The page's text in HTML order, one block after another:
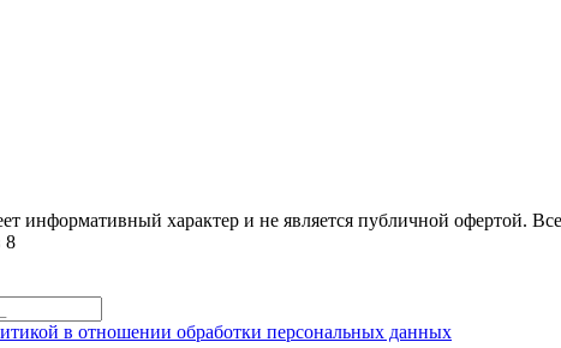
информативный характер и не является публичной офертой.
8
в отношении обработки персональных данных